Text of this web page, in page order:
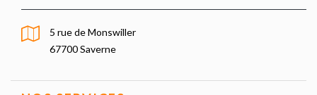
5 rue de Monswiller
67700 Saverne